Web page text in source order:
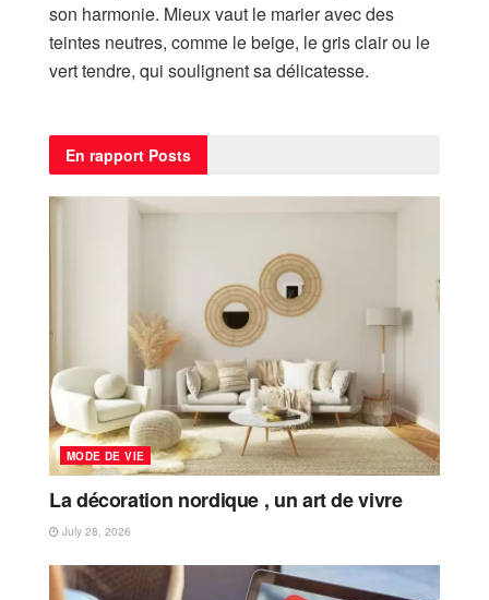
son harmonie. Mieux vaut le marier avec des
teintes neutres, comme le beige, le gris clair ou le
vert tendre, qui soulignent sa délicatesse.
En rapport Posts
MODE DE VIE
La décoration nordique , un art de vivre
July 28, 2026